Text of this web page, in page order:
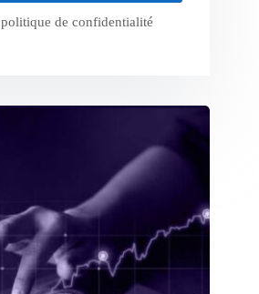
politique de confidentialité